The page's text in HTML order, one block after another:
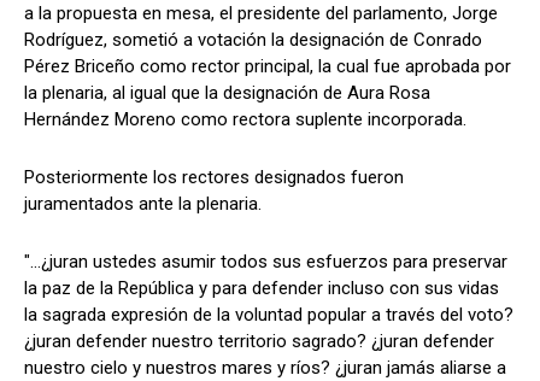
a la propuesta en mesa, el presidente del parlamento, Jorge
Rodríguez, sometió a votación la designación de Conrado
Pérez Briceño como rector principal, la cual fue aprobada por
la plenaria, al igual que la designación de Aura Rosa
Hernández Moreno como rectora suplente incorporada.
Posteriormente los rectores designados fueron
juramentados ante la plenaria.
"...¿juran ustedes asumir todos sus esfuerzos para preservar
la paz de la República y para defender incluso con sus vidas
la sagrada expresión de la voluntad popular a través del voto?
¿juran defender nuestro territorio sagrado? ¿juran defender
nuestro cielo y nuestros mares y ríos? ¿juran jamás aliarse a